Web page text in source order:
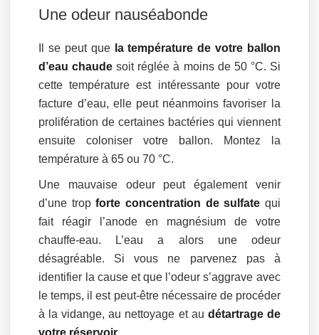
Une odeur nauséabonde
Il se peut que la température de votre ballon
d’eau chaude soit réglée à moins de 50 °C. Si
cette température est intéressante pour votre
facture d’eau, elle peut néanmoins favoriser la
prolifération de certaines bactéries qui viennent
ensuite coloniser votre ballon. Montez la
température à 65 ou 70 °C.
Une mauvaise odeur peut également venir
d’une tropforte concentration de sulfate qui
fait réagir l’anode en magnésium de votre
chauffe-eau. L’eau a alors une odeur
désagréable. Si vous ne parvenez pas à
identifier la cause et que l’odeur s’aggrave avec
le temps, il est peut-être nécessaire de procéder
à la vidange, au nettoyage et au détartrage de
votre réservoir